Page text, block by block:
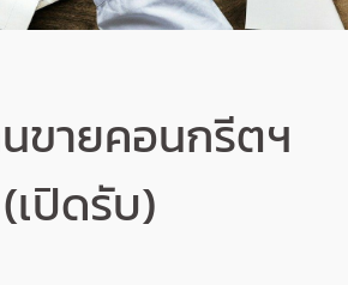
ขายคอนกรีตฯ
(เปิดรับ)